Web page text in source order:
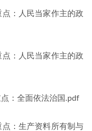
：人民当家作主的政
：人民当家作主的政
：全面依法治国.pdf
：生产资料所有制与